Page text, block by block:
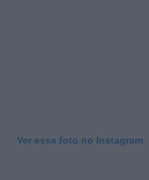
Ver essa foto no Instagram